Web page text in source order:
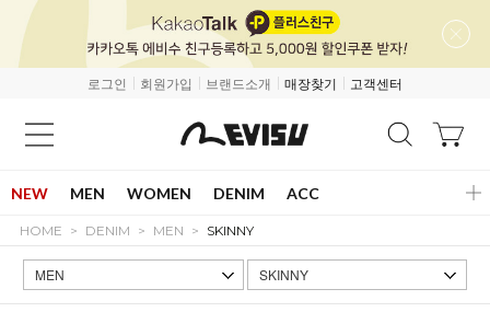
로그인 회원가입 브랜드소개 매장찾기 고객센터
NEW MEN WOMEN DENIM ACC
HOME DENIM MEN SKINNY